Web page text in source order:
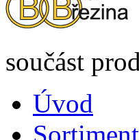
součást
Úvod